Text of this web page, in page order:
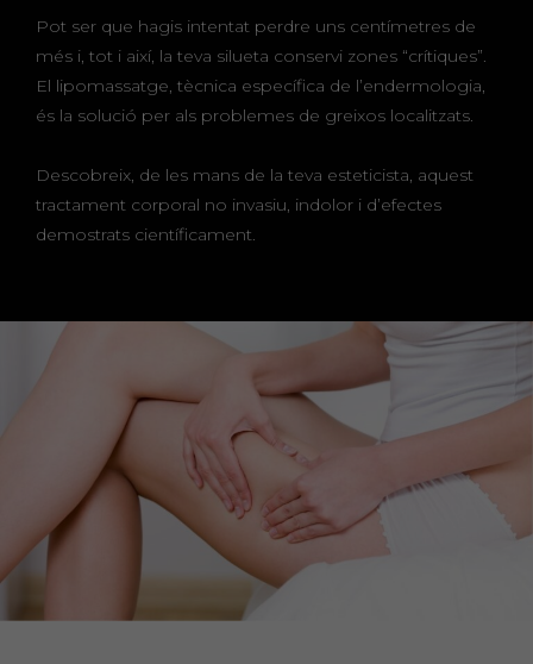
Pot ser que hagis intentat perdre uns centímetres de
més i, tot i així, la teva silueta conservi zones “crítiques”.
El lipomassatge, tècnica específica de l’endermologia,
és la solució per als problemes de greixos localitzats.
Descobreix, de les mans de la teva esteticista, aquest
tractament corporal no invasiu, indolor i d’efectes
demostrats científicament.